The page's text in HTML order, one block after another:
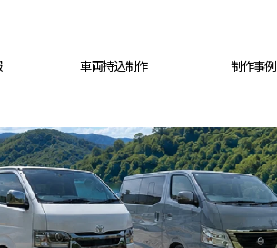
車両持込制作 制作事例